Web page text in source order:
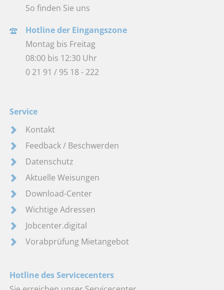
So finden Sie uns
Hotline der Eingangszone
Montag bis Freitag
08:00 bis 12:30 Uhr
0 21 91 / 95 18 - 222
Service
Kontakt
Feedback / Beschwerden
Datenschutz
Aktuelle Weisungen
Download-Center
Wichtige Adressen
Jobcenter.digital
Vorabprüfung Mietangebot
Hotline des Servicecenters